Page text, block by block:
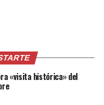
«visita histórica» del